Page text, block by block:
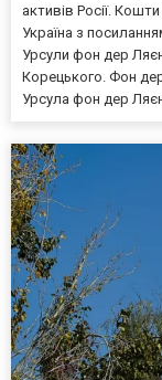
активів Росії.
Україна з
Урсули фон дер
Корецького. Фон
Урсула фон дер